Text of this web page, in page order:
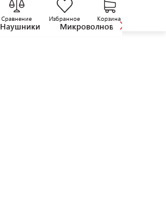
Сравнение Избранное Корзина
Наушники Микроволновые печи